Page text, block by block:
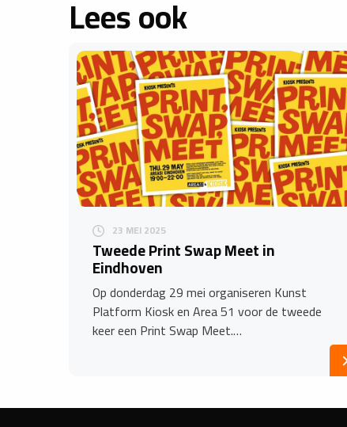
Lees ook
23 MEI 2025
Tweede Print Swap Meet in
Eindhoven
Op donderdag 29 mei organiseren Kunst
Platform Kiosk en Area 51 voor de tweede
keer een Print Swap Meet.…